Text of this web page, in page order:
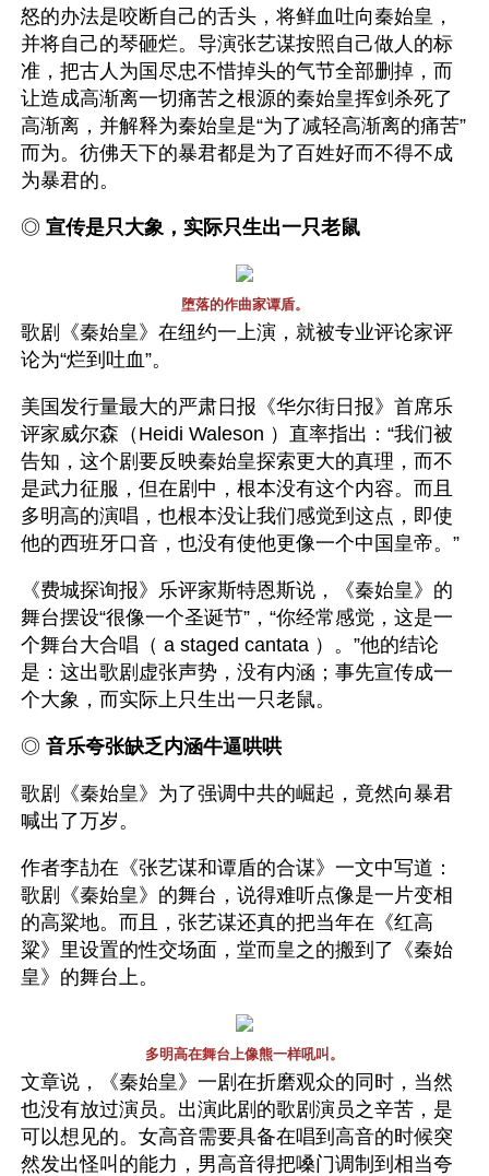
怒的办法是咬断自己的舌头，将鲜血吐向秦始皇，
并将自己的琴砸烂。导演张艺谋按照自己做人的标
准，把古人为国尽忠不惜掉头的气节全部删掉，而
让造成高渐离一切痛苦之根源的秦始皇挥剑杀死了
高渐离，并解释为秦始皇是“为了减轻高渐离的痛苦”
而为。彷佛天下的暴君都是为了百姓好而不得不成
为暴君的。
◎ 宣传是只大象，实际只生出一只老鼠
堕落的作曲家谭盾。
歌剧《秦始皇》在纽约一上演，就被专业评论家评
论为“烂到吐血”。
美国发行量最大的严肃日报《华尔街日报》首席乐
评家威尔森（Heidi Waleson ）直率指出：“我们被
告知，这个剧要反映秦始皇探索更大的真理，而不
是武力征服，但在剧中，根本没有这个内容。而且
多明高的演唱，也根本没让我们感觉到这点，即使
他的西班牙口音，也没有使他更像一个中国皇帝。”
《费城探询报》乐评家斯特恩斯说，《秦始皇》的
舞台摆设“很像一个圣诞节”，“你经常感觉，这是一
个舞台大合唱（ a staged cantata ）。”他的结论
是：这出歌剧虚张声势，没有内涵；事先宣传成一
个大象，而实际上只生出一只老鼠。
◎ 音乐夸张缺乏内涵牛逼哄哄
歌剧《秦始皇》为了强调中共的崛起，竟然向暴君
喊出了万岁。
作者李劼在《张艺谋和谭盾的合谋》一文中写道：
歌剧《秦始皇》的舞台，说得难听点像是一片变相
的高粱地。而且，张艺谋还真的把当年在《红高
粱》里设置的性交场面，堂而皇之的搬到了《秦始
皇》的舞台上。
多明高在舞台上像熊一样吼叫。
文章说，《秦始皇》一剧在折磨观众的同时，当然
也没有放过演员。出演此剧的歌剧演员之辛苦，是
可以想见的。女高音需要具备在唱到高音的时候突
然发出怪叫的能力，男高音得把嗓门调制到相当夸